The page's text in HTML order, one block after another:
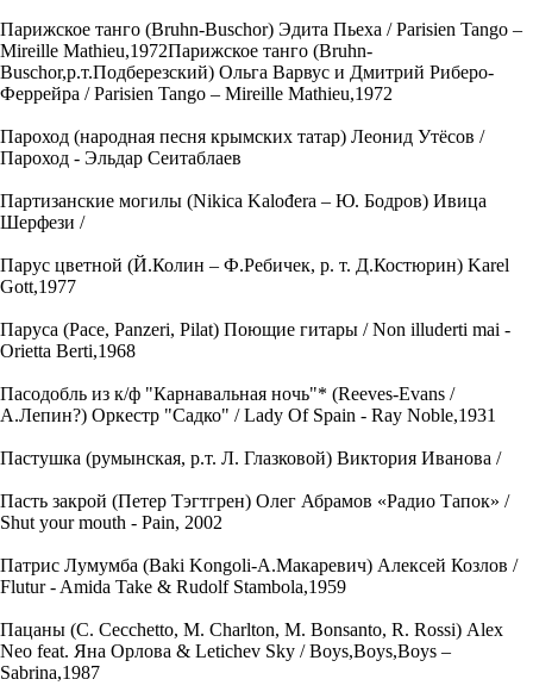
Парижское танго (Bruhn-Buschor) Эдита Пьеха / Parisien Tango –
Mireille Mathieu,1972Парижское танго (Bruhn-
Buschor,р.т.Подберезский) Ольга Варвус и Дмитрий Риберо-
Феррейра / Parisien Tango – Mireille Mathieu,1972
Пароход (народная песня крымских татар) Леонид Утёсов /
Пароход - Эльдар Сеитаблаев
Партизанские могилы (Nikica Kalođera – Ю. Бодров) Ивица
Шерфези /
Парус цветной (Й.Колин – Ф.Ребичек, р. т. Д.Костюрин) Karel
Gott,1977
Паруса (Pace, Panzeri, Pilat) Поющие гитары / Non illuderti mai -
Orietta Berti,1968
Пасодобль из к/ф "Карнавальная ночь"* (Reeves-Evans /
А.Лепин?) Оркестр "Садко" / Lady Of Spain - Ray Noble,1931
Пастушка (румынская, р.т. Л. Глазковой) Виктория Иванова /
Пасть закрой (Петер Тэгтгрен) Олег Абрамов «Радио Тапок» /
Shut your mouth - Pain, 2002
Патрис Лумумба (Baki Kongoli-А.Макаревич) Алексей Козлов /
Flutur - Amida Take & Rudolf Stambola,1959
Пацаны (C. Cecchetto, M. Charlton, M. Bonsanto, R. Rossi) Alex
Neo feat. Яна Орлова & Letichev Sky / Boys,Boys,Boys –
Sabrina,1987